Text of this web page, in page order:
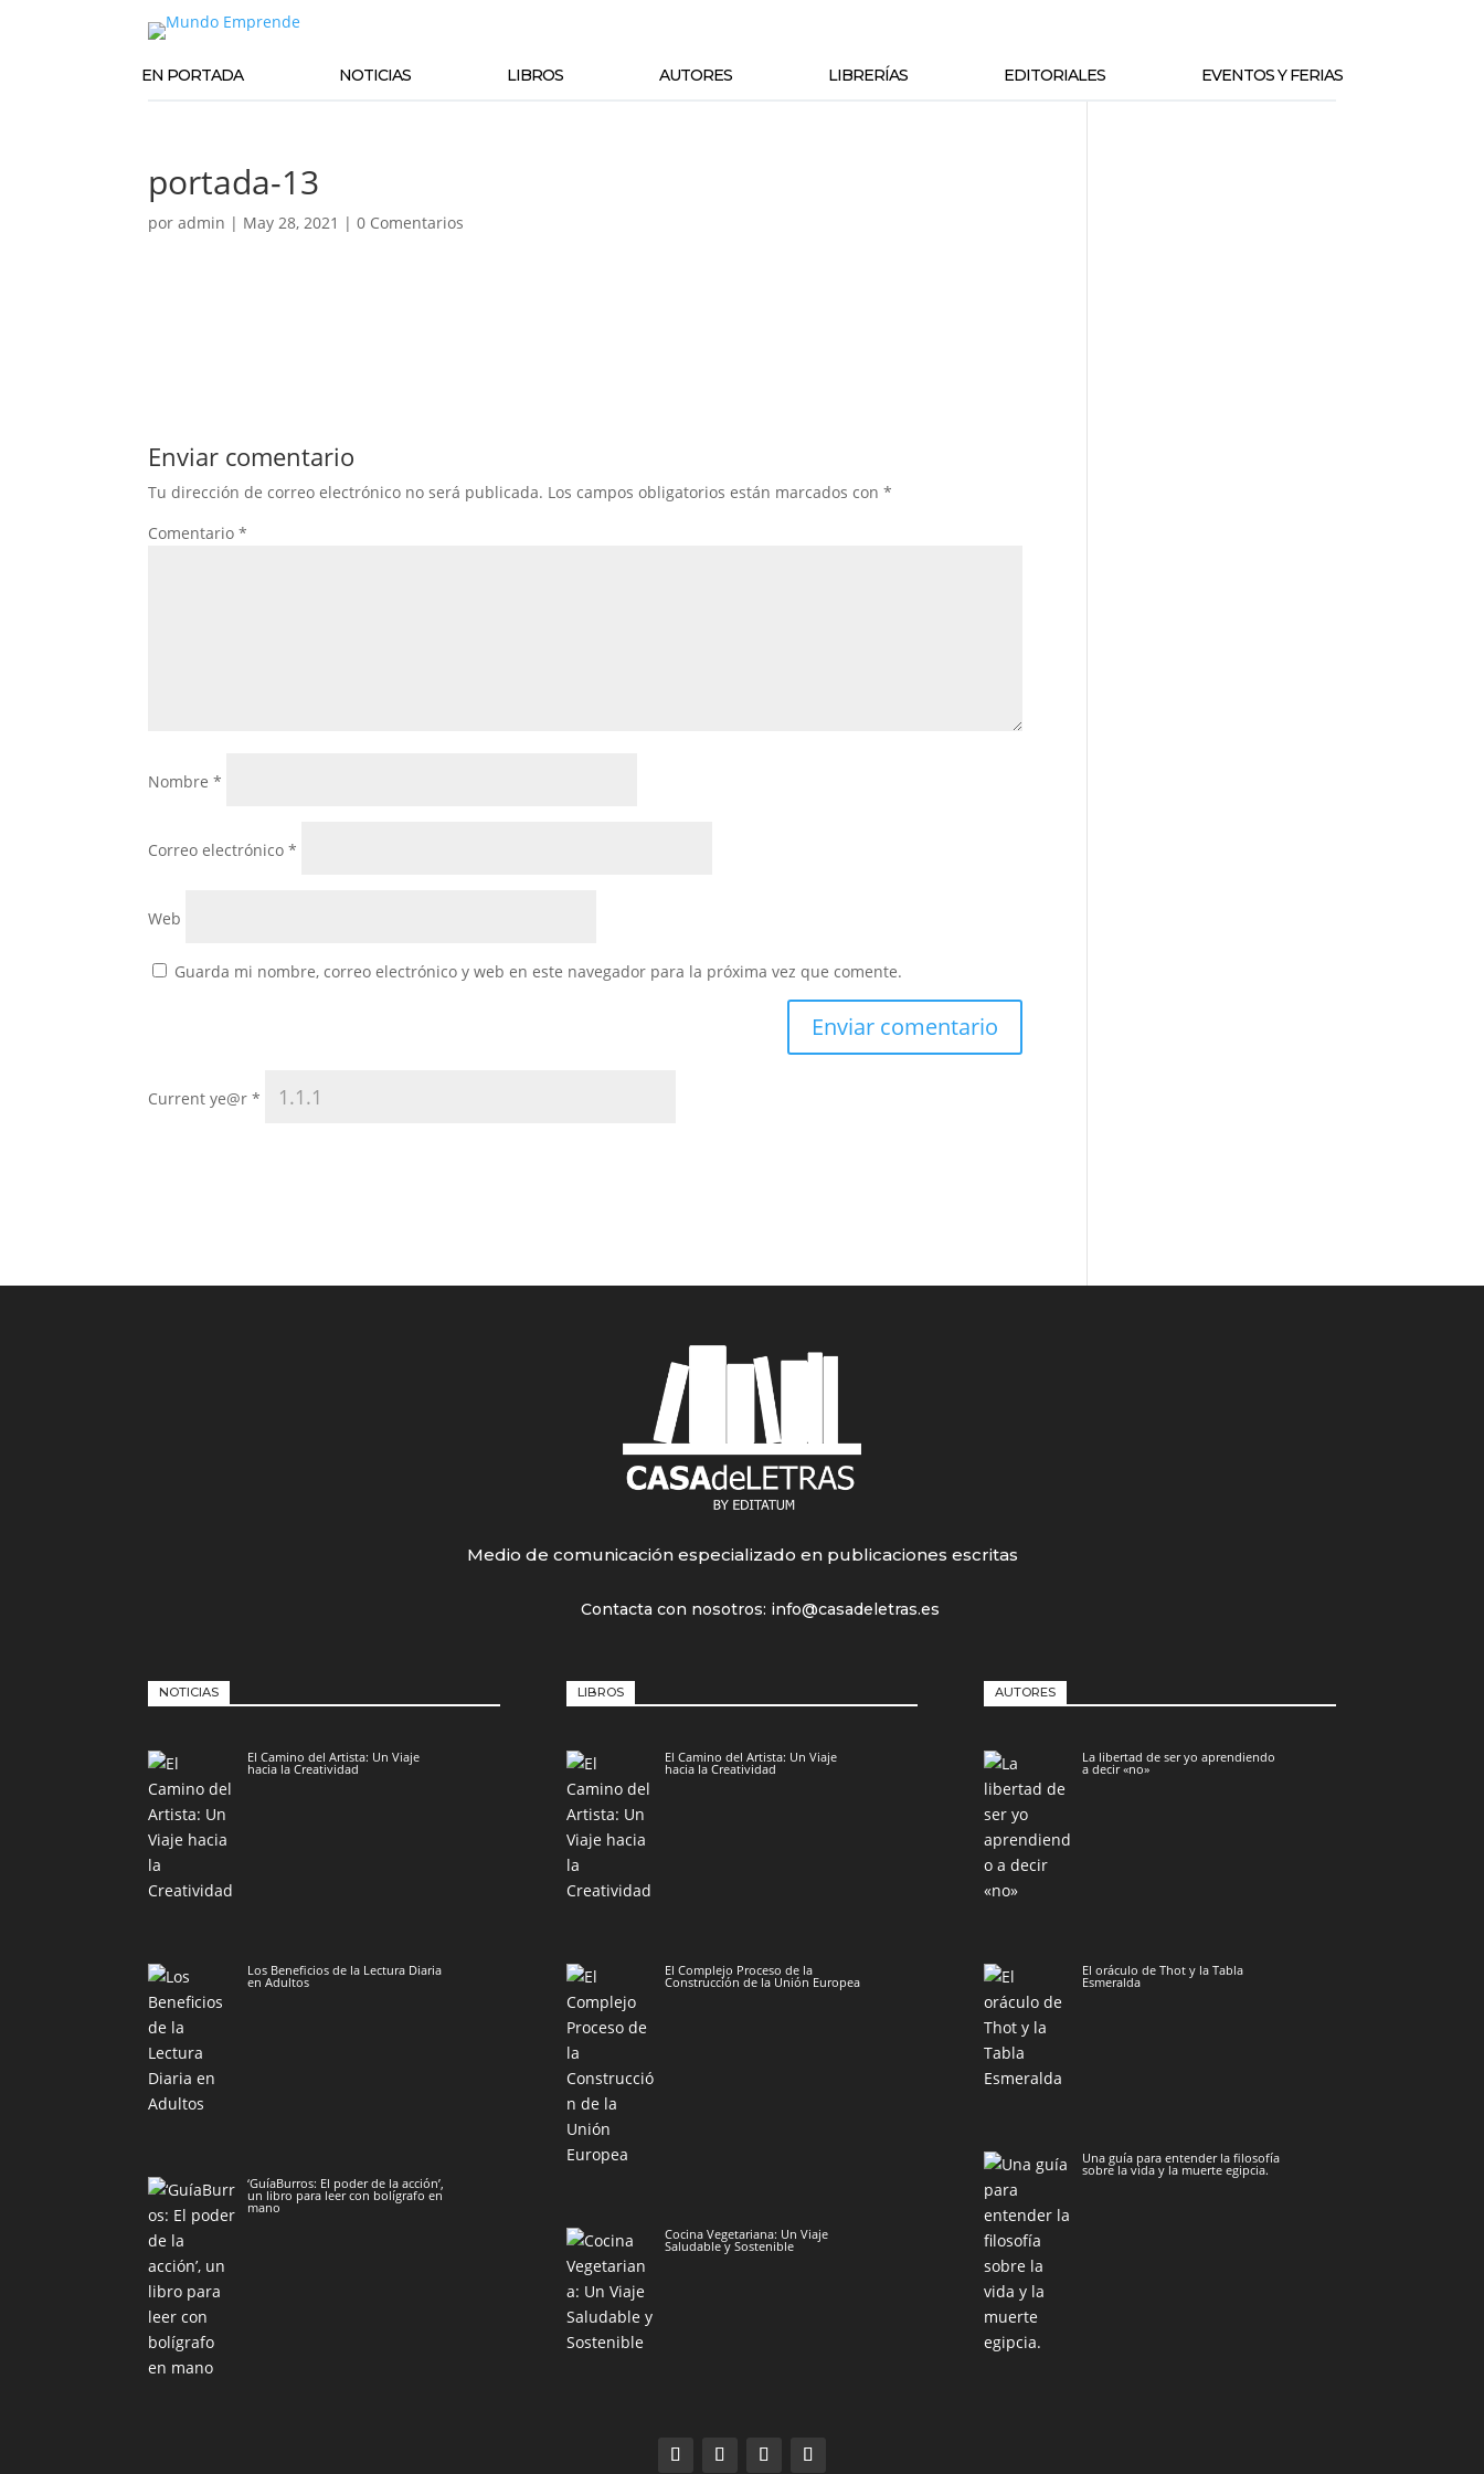
EN PORTADA NOTICIAS LIBROS AUTORES LIBRERÍAS EDITORIALES EVENTOS Y FERIAS
portada-13
poradmin | May 28, 2021 |0 Comentarios
Enviar comentario
Tu dirección de correo electrónico no será publicada. Los campos obligatorios están marcados con*
Comentario*
Nombre*
Correo electrónico*
Web
Guarda mi nombre, correo electrónico y web en este navegador para la próxima vez que comente.
Current ye@r*
Medio de comunicación especializado en publicaciones escritas
Contacta con nosotros: info@casadeletras.es
NOTICIAS
El Camino del Artista: Un Viaje
hacia la Creatividad
Los Beneficios de la Lectura Diaria
en Adultos
‘GuíaBurros: El poder de la acción’,
un libro para leer con bolígrafo en
mano
LIBROS
El Camino del Artista: Un Viaje
hacia la Creatividad
El Complejo Proceso de la
Construcción de la Unión Europea
Cocina Vegetariana: Un Viaje
Saludable y Sostenible
AUTORES
La libertad de ser yo aprendiendo
a decir «no»
El oráculo de Thot y la Tabla
Esmeralda
Una guía para entender la filosofía
sobre la vida y la muerte egipcia.